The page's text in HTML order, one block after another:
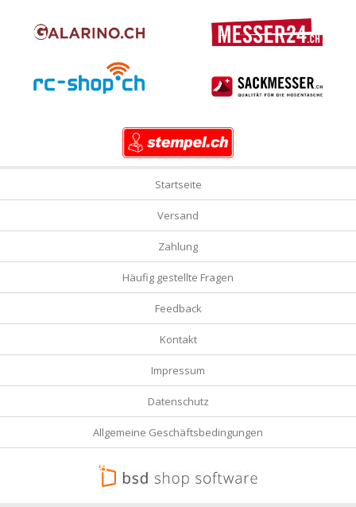
Startseite
Versand
Zahlung
Häufig gestellte Fragen
Feedback
Kontakt
Impressum
Datenschutz
Allgemeine Geschäftsbedingungen